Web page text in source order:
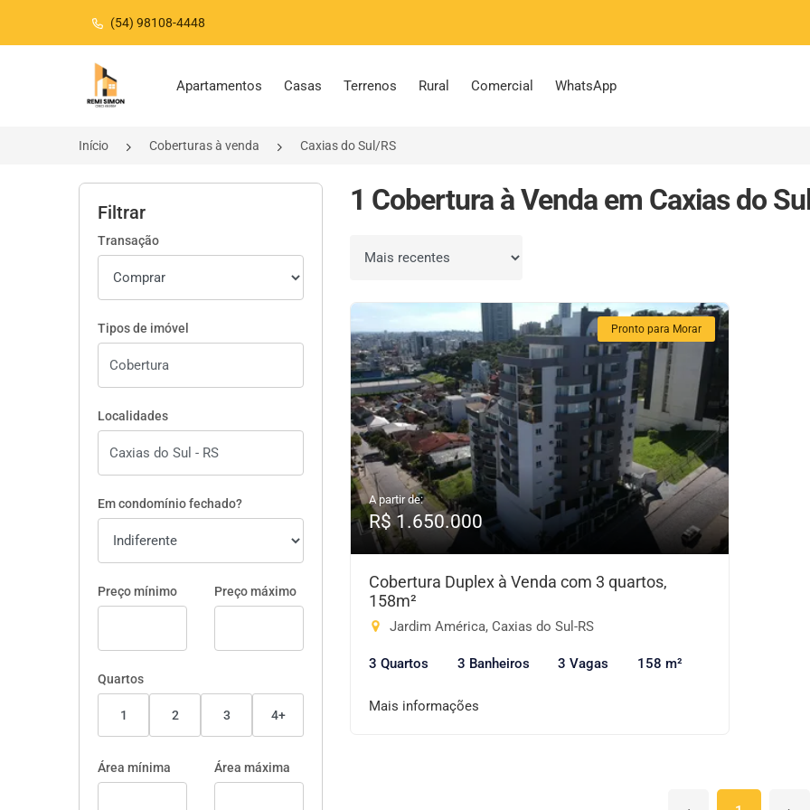
(54) 98108-4448
Página inicial
Apartamentos Casas Terrenos Rural Comercial WhatsApp
Início Coberturas à venda Caxias do Sul/RS
Filtrar
Transação
Tipos de imóvel
Localidades
Em condomínio fechado?
Preço mínimo Preço máximo
Quartos
1 2 3 4+
Área mínima Área máxima
1 Cobertura à Venda em Caxias do
Ordenar por
Pronto para Morar
A partir de:
R$ 1.650.000
Cobertura Duplex à Venda com 3 quartos,
158m²
Jardim América, Caxias do Sul-RS
3 Quartos 3 Banheiros 3 Vagas 158 m²
Mais informações